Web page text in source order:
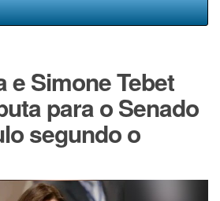
e Simone Tebet
para o Senado
segundo o